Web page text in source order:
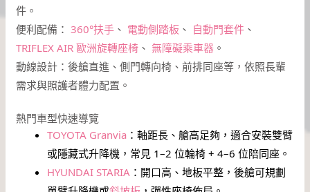
件。
便利配備：360°扶手 、 電動側踏板 、 自動門套件 、
TRIFLEX AIR 歐洲旋轉座椅 、無障礙乘車器 。
動線設計：後艙直進、側門轉向椅、前排同座等，依照長輩
需求與照護者體力配置。
熱門車型快速導覽
TOYOTA Granvia ：軸距長、艙高足夠，適合安裝雙臂
或隱藏式升降機，常見 1–2 位輪椅 + 4–6 位陪同座。
HYUNDAI STARIA ：開口高、地板平整，後艙可規劃